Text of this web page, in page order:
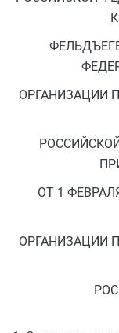
ОРГАНИЗАЦИИ
ОТ 1
ОРГАНИЗАЦИИ